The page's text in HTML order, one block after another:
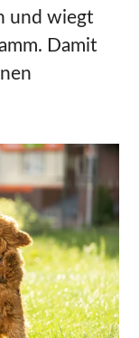
und wiegt
Damit